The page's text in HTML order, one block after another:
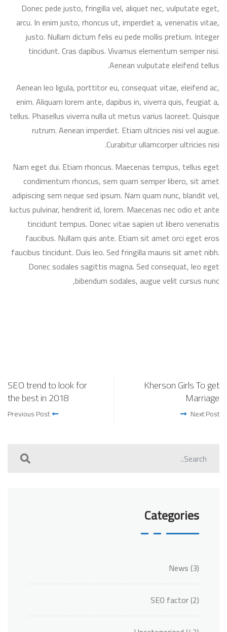
Donec pede justo, fringilla vel, aliquet nec, vulputate eget,
arcu. In enim justo, rhoncus ut, imperdiet a, venenatis vitae,
justo. Nullam dictum felis eu pede mollis pretium. Integer
tincidunt. Cras dapibus. Vivamus elementum semper nisi.
Aenean vulputate eleifend tellus.
Aenean leo ligula, porttitor eu, consequat vitae, eleifend ac,
enim. Aliquam lorem ante, dapibus in, viverra quis, feugiat a,
tellus. Phasellus viverra nulla ut metus varius laoreet. Quisque
rutrum. Aenean imperdiet. Etiam ultricies nisi vel augue.
Curabitur ullamcorper ultricies nisi.
Nam eget dui. Etiam rhoncus. Maecenas tempus, tellus eget
condimentum rhoncus, sem quam semper libero, sit amet
adipiscing sem neque sed ipsum. Nam quam nunc, blandit vel,
luctus pulvinar, hendrerit id, lorem. Maecenas nec odio et ante
tincidunt tempus. Donec vitae sapien ut libero venenatis
faucibus. Nullam quis ante. Etiam sit amet orci eget eros
faucibus tincidunt. Duis leo. Sed fringilla mauris sit amet nibh.
Donec sodales sagittis magna. Sed consequat, leo eget
bibendum sodales, augue velit cursus nunc,
SEO trend to look for
the best in 2018
Previous Post
Kherson Girls To get
Marriage
Next Post
Categories
News(3)
SEO factor(2)